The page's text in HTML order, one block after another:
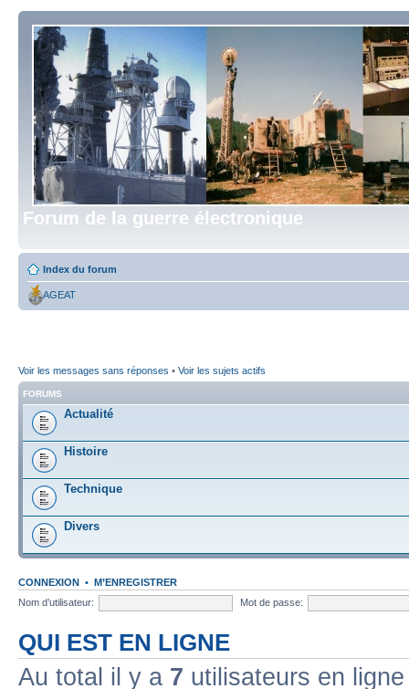
Forum de la guerre électronique
Index du forum
AGEAT
Voir les messages sans réponses • Voir les sujets actifs
FORUMS
Actualité
Histoire
Technique
Divers
CONNEXION • M’ENREGISTRER
Nom d’utilisateur:
Mot de passe:
QUI EST EN LIGNE
Au total il y a 7 utilisateurs en